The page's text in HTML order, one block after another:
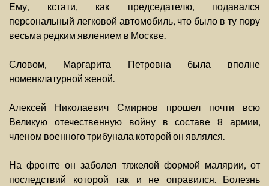
Ему, кстати, как председателю, подавался
персональный легковой автомобиль, что было в ту пору
весьма редким явлением в Москве.
Словом, Маргарита Петровна была вполне
номенклатурной женой.
Алексей Николаевич Смирнов прошел почти всю
Великую отечественную войну в составе 8 армии,
членом военного трибунала которой он являлся.
На фронте он заболел тяжелой формой малярии, от
последствий которой так и не оправился. Болезнь